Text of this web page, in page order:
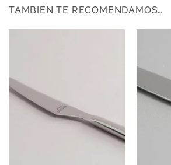
TAMBIÉN TE RECOMENDAMOS…